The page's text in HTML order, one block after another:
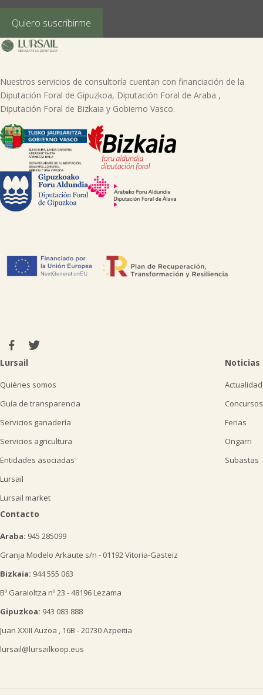
lursail@lursailkoop.eus. Puede obtener información adicional en nuestra
página web.
Quiero suscribirme
Nuestros servicios de consultoría cuentan con financiación de la
Diputación Foral de Gipuzkoa, Diputación Foral de Araba ,
Diputación Foral de Bizkaia y Gobierno Vasco.
Lursail
Quiénes somos
Guía de transparencia
Servicios ganadería
Servicios agricultura
Entidades asociadas
Lursail
Lursail market
Noticias
Actualidad
Concursos
Ferias
Ongarri
Subastas
Contacto
Araba: 945 285099
Granja Modelo Arkaute s/n - 01192 Vitoria-Gasteiz
Bizkaia: 944 555 063
Bº Garaioltza nº 23 - 48196 Lezama
Gipuzkoa: 943 083 888
Juan XXIII Auzoa , 16B - 20730 Azpeitia
lursail@lursailkoop.eus